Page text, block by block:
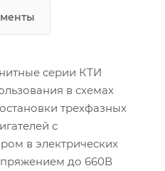
серии КТИ
в схемах
трехфазных
с
в электрических
до 660В